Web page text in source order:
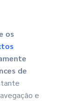
os
de
e